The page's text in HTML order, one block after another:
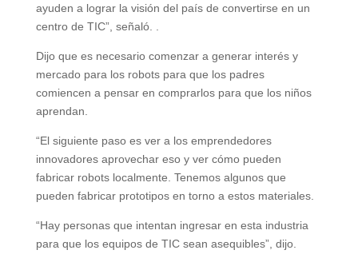
ayuden a lograr la visión del país de convertirse en un
centro de TIC”, señaló. .
Dijo que es necesario comenzar a generar interés y
mercado para los robots para que los padres
comiencen a pensar en comprarlos para que los niños
aprendan.
“El siguiente paso es ver a los emprendedores
innovadores aprovechar eso y ver cómo pueden
fabricar robots localmente. Tenemos algunos que
pueden fabricar prototipos en torno a estos materiales.
“Hay personas que intentan ingresar en esta industria
para que los equipos de TIC sean asequibles”, dijo.